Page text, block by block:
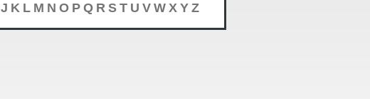
J K L M N O P Q R S T U V W X Y Z